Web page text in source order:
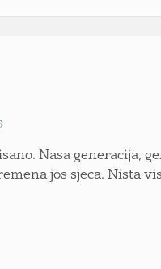
Nasa generacija,
jos sjeca. Nista